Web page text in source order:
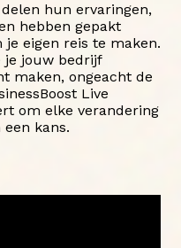
hun ervaringen,
hebben gepakt
eigen reis te maken.
je jouw bedrijf
maken, ongeacht de
Live
om elke verandering
kans.